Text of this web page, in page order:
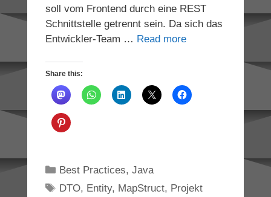
soll vom Frontend durch eine REST
Schnittstelle getrennt sein. Da sich das
Entwickler-Team … Read more
Share this:
Categories
Best Practices, Java
Tags
DTO, Entity, MapStruct, Projekt